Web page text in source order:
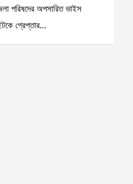
পরিষদের অপসারিত ভাইস
গ্রেপ্তার…